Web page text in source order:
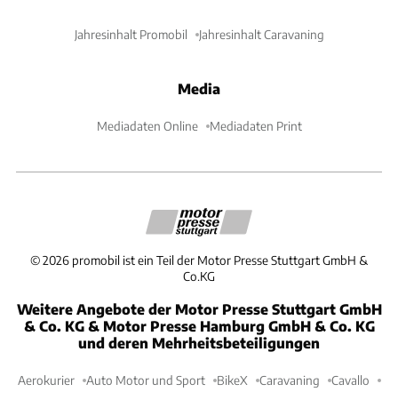
Jahresinhalt Promobil Jahresinhalt Caravaning
Media
Mediadaten Online Mediadaten Print
©2026 promobil ist ein Teil der Motor Presse Stuttgart GmbH &
Co.KG
Weitere Angebote der Motor Presse Stuttgart GmbH
& Co. KG & Motor Presse Hamburg GmbH & Co. KG
und deren Mehrheitsbeteiligungen
Aerokurier Auto Motor und Sport BikeX Caravaning Cavallo